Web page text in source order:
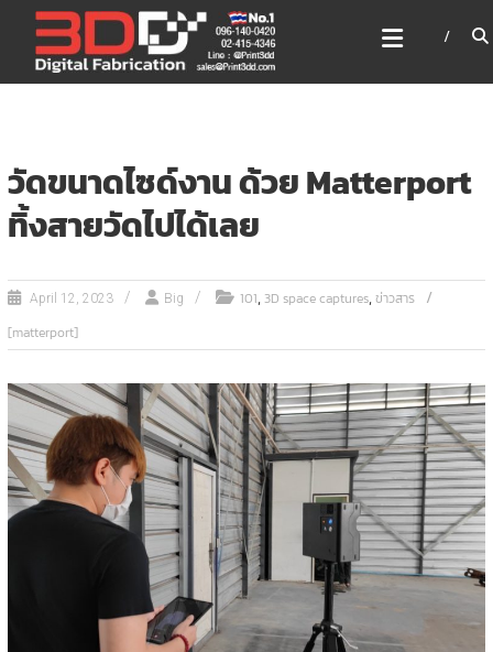
content
3DD DIGITAL FABRICATION
เครื่องพิมพ์3มิติ สแกนเนอร์
เลเซอร์
วัดขนาดไซด์งาน ด้วย Matterport
ทิ้งสายวัดไปได้เลย
April 12, 2023 Big 101,3D space captures,ข่าวสาร
[matterport]